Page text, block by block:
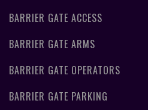
BARRIER GATE ACCESS
BARRIER GATE ARMS
BARRIER GATE OPERATORS
BARRIER GATE PARKING